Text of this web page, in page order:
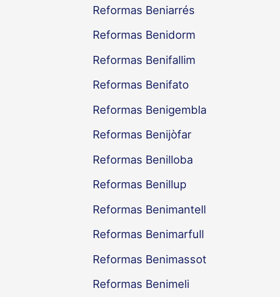
Reformas Beniarrés
Reformas Benidorm
Reformas Benifallim
Reformas Benifato
Reformas Benigembla
Reformas Benijòfar
Reformas Benilloba
Reformas Benillup
Reformas Benimantell
Reformas Benimarfull
Reformas Benimassot
Reformas Benimeli